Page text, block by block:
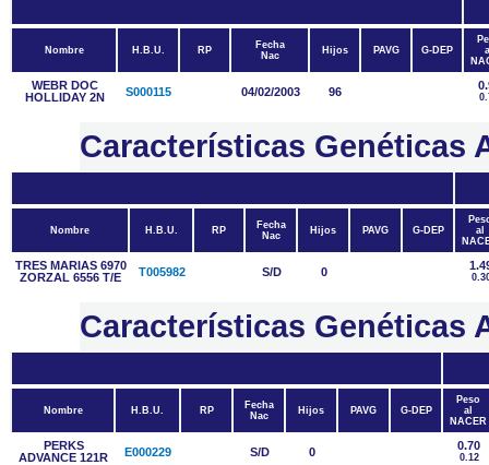
Nombre H.B.U. RP
Fecha
Nac
Hijos PAVG G-DEP
WEBR DOC
HOLLIDAY 2N
S000115 04/02/2003 96
Características Genéticas
Nombre H.B.U. RP
Fecha
Nac
Hijos PAVG G-DEP
al
TRES MARIAS 6970
ZORZAL 6556 T/E
T005982 S/D 0
Características Genéticas
Nombre H.B.U. RP
Fecha
Nac
Hijos PAVG G-DEP
Peso
al
NACER
PERKS
ADVANCE 121R
E000229 S/D 0 0.70
0.12